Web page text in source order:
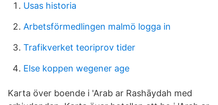
Usas historia
Arbetsförmedlingen malmö logga in
Trafikverket teoriprov tider
Else koppen wegener age
Karta över boende i 'Arab ar Rashāydah med